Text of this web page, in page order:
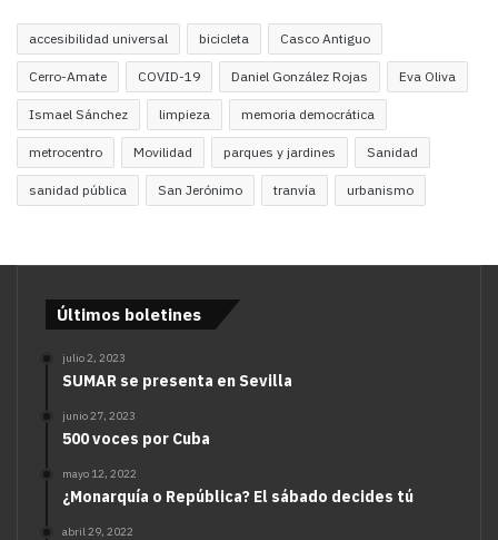
accesibilidad universal bicicleta Casco Antiguo
Cerro-Amate COVID-19 Daniel González Rojas Eva Oliva
Ismael Sánchez limpieza memoria democrática
metrocentro Movilidad parques y jardines Sanidad
sanidad pública San Jerónimo tranvía urbanismo
Últimos boletines
julio 2, 2023
SUMAR se presenta en Sevilla
junio 27, 2023
500 voces por Cuba
mayo 12, 2022
¿Monarquía o República? El sábado decides tú
abril 29, 2022